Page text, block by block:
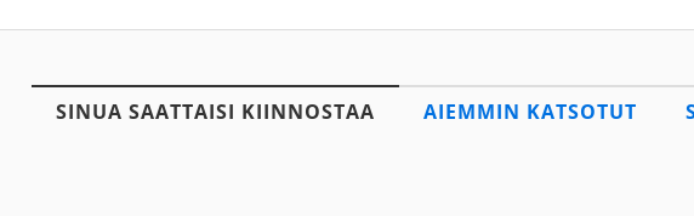
SINUA SAATTAISI KIINNOSTAA AIEMMIN KATSOTUT